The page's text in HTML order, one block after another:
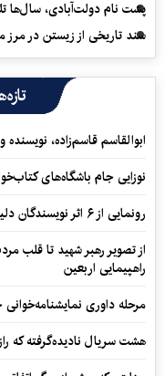
پشت نام دولت‌آبادی، سال‌ها
سند تاریخی از زیستن در مرز
ابوالقاسم قاسم‌زاده،
نوزایی جام باشگاه‌های
رونمایی از ۶ اثر نویسندگان دلیجان در آیین «سر این قلم سلامت»
از تصویر رهبر شهید تا قلب
راهپیمایی اربعین
مرحله داوری
هشت سریال نادیده‌گرفته که